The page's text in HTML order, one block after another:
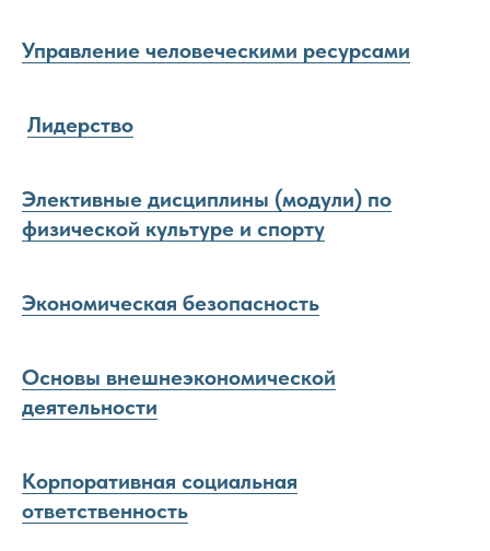
Управление человеческими ресурсами
Лидерство
Элективные дисциплины (модули) по
физической культуре и спорту
Экономическая безопасность
Основы внешнеэкономической
деятельности
Корпоративная социальная
ответственность